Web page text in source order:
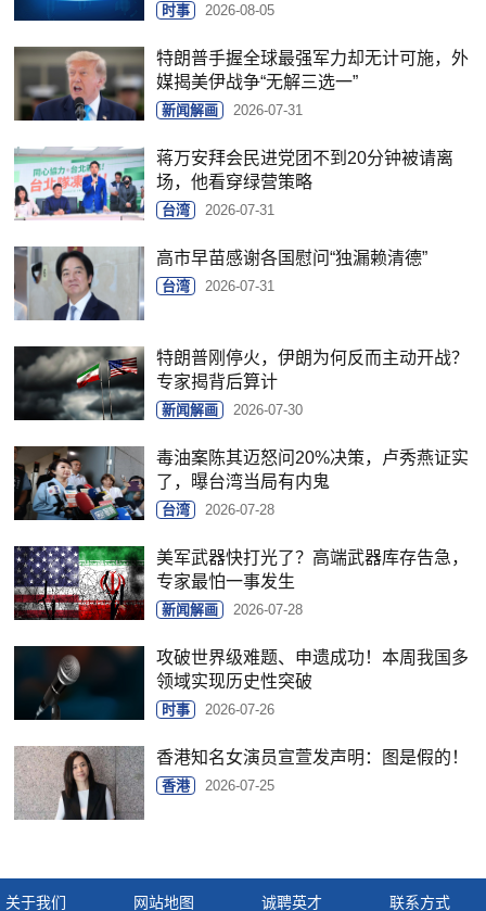
时事 2026-08-05
特朗普手握全球最强军力却无计可施，外
媒揭美伊战争“无解三选一”
新闻解画 2026-07-31
蒋万安拜会民进党团不到20分钟被请离
场，他看穿绿营策略
台湾 2026-07-31
高市早苗感谢各国慰问“独漏赖清德”
台湾 2026-07-31
特朗普刚停火，伊朗为何反而主动开战？
专家揭背后算计
新闻解画 2026-07-30
毒油案陈其迈怒问20%决策，卢秀燕证实
了，曝台湾当局有内鬼
台湾 2026-07-28
美军武器快打光了？高端武器库存告急，
专家最怕一事发生
新闻解画 2026-07-28
攻破世界级难题、申遗成功！本周我国多
领域实现历史性突破
时事 2026-07-26
香港知名女演员宣萱发声明：图是假的！
香港 2026-07-25
关于我们 网站地图 诚聘英才 联系方式